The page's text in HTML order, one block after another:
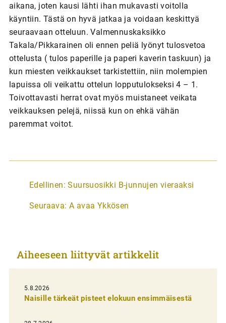
aikana, joten kausi lähti ihan mukavasti voitolla
käyntiin. Tästä on hyvä jatkaa ja voidaan keskittyä
seuraavaan otteluun. Valmennuskaksikko
Takala/Pikkarainen oli ennen peliä lyönyt tulosvetoa
ottelusta ( tulos paperille ja paperi kaverin taskuun) ja
kun miesten veikkaukset tarkistettiin, niin molempien
lapuissa oli veikattu ottelun lopputulokseksi 4 – 1.
Toivottavasti herrat ovat myös muistaneet veikata
veikkauksen pelejä, niissä kun on ehkä vähän
paremmat voitot.
A
t
k
e
l
i
e
Edellinen: Suursuosikki B-junnujen vieraaksi
Seuraava: A avaa Ykkösen
Aiheeseen liittyvät artikkelit
5.8.2026
Naisille tärkeät pisteet elokuun ensimmäisestä